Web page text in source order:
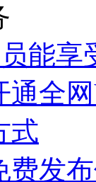
能享
通全
式
费发